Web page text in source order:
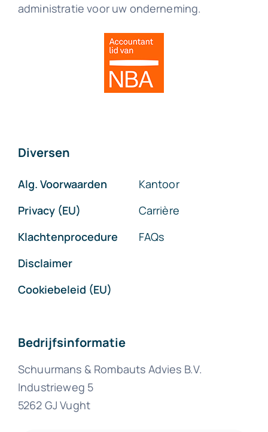
administratie voor uw onderneming.
Diversen
Alg. Voorwaarden
Privacy (EU)
Klachtenprocedure
Disclaimer
Cookiebeleid (EU)
Kantoor
Carrière
FAQs
Bedrijfsinformatie
Schuurmans & Rombauts Advies B.V.
Industrieweg 5
5262 GJ Vught